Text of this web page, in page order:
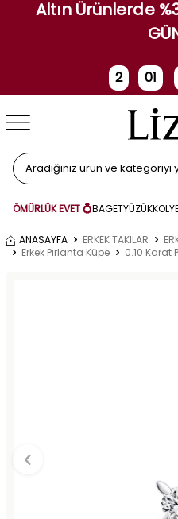
Altın Ürünlerde
2
Gün
01
Saat
ÖMÜRLÜK EVET 💍BAGETYÜZÜK
ANASAYFA ERKEK TAKILAR
Erkek Pırlanta Küpe
0.10 Karat